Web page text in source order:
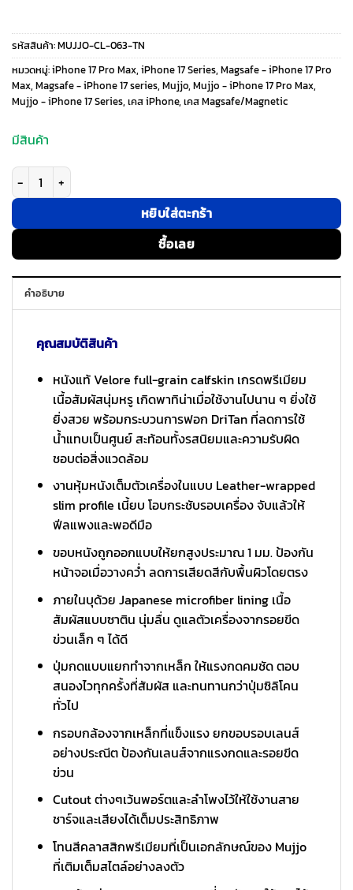
price
was:
2,190 ฿.
price
is:
1,690 ฿.
รหัสสินค้า:MUJJO-CL-063-TN
หมวดหมู่:iPhone 17 Pro Max, iPhone 17 Series, Magsafe - iPhone 17 Pro
Max, Magsafe - iPhone 17 series, Mujjo, Mujjo - iPhone 17 Pro Max,
Mujjo - iPhone 17 Series, เคส iPhone, เคส Magsafe/Magnetic
มีสินค้า
จำนวน Mujjo รุ่น Full Leather - เคส iPhone 17 Pro Max - สี Tan ชิ้น
หยิบใส่ตะกร้า
ซื้อเลย
คำอธิบาย
คุณสมบัติสินค้า
หนังแท้ Velore full-grain calfskin เกรดพรีเมียม
เนื้อสัมผัสนุ่มหรู เกิดพาทิน่าเมื่อใช้งานไปนาน ๆ ยิ่งใช้
ยิ่งสวย พร้อมกระบวนการฟอก DriTan ที่ลดการใช้
น้ำแทบเป็นศูนย์ สะท้อนทั้งรสนิยมและความรับผิด
ชอบต่อสิ่งแวดล้อม
งานหุ้มหนังเต็มตัวเครื่องในแบบ Leather-wrapped
slim profile เนี้ยบ โอบกระชับรอบเครื่อง จับแล้วให้
ฟีลแพงและพอดีมือ
ขอบหนังถูกออกแบบให้ยกสูงประมาณ 1 มม. ป้องกัน
หน้าจอเมื่อวางคว่ำ ลดการเสียดสีกับพื้นผิวโดยตรง
ภายในบุด้วย Japanese microfiber lining เนื้อ
สัมผัสแบบซาติน นุ่มลื่น ดูแลตัวเครื่องจากรอยขีด
ข่วนเล็ก ๆ ได้ดี
ปุ่มกดแบบแยกทำจากเหล็ก ให้แรงกดคมชัด ตอบ
สนองไวทุกครั้งที่สัมผัส และทนทานกว่าปุ่มซิลิโคน
ทั่วไป
กรอบกล้องจากเหล็กที่แข็งแรง ยกขอบรอบเลนส์
อย่างประณีต ป้องกันเลนส์จากแรงกดและรอยขีด
ข่วน
Cutout ต่างๆเว้นพอร์ตและลำโพงไว้ให้ใช้งานสาย
ชาร์จและเสียงได้เต็มประสิทธิภาพ
โทนสีคลาสสิกพรีเมียมที่เป็นเอกลักษณ์ของ Mujjo
ที่เติมเต็มสไตล์อย่างลงตัว